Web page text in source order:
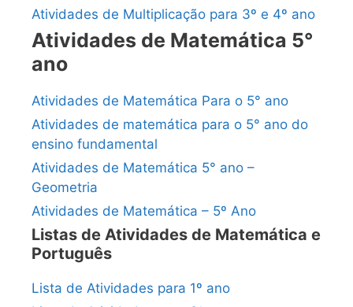
Atividades de Multiplicação para 3º e 4º ano
Atividades de Matemática 5°
ano
Atividades de Matemática Para o 5° ano
Atividades de matemática para o 5° ano do
ensino fundamental
Atividades de Matemática 5° ano –
Geometria
Atividades de Matemática – 5º Ano
Listas de Atividades de Matemática e
Português
Lista de Atividades para 1º ano